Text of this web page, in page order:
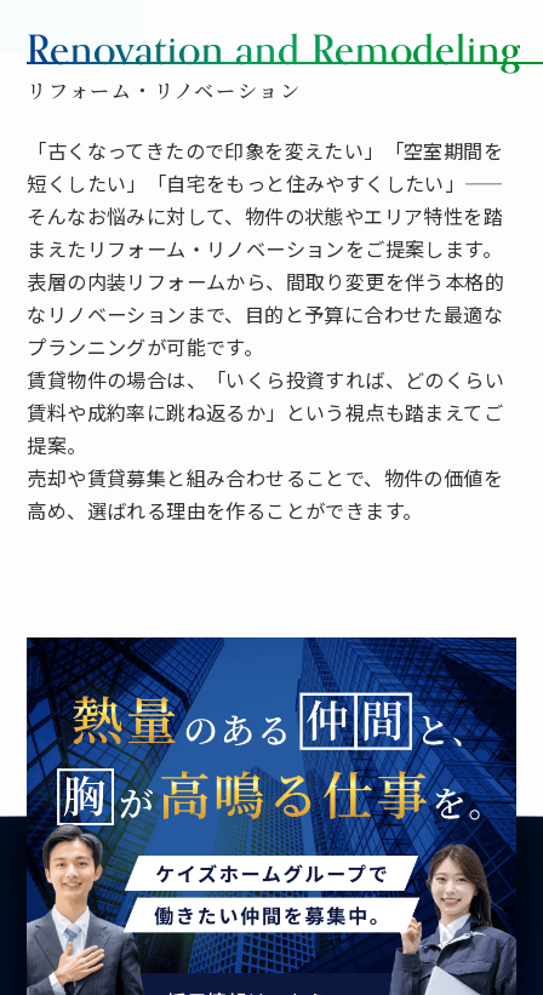
Renovation and Remodeling
リフォーム・リノベーション
「古くなってきたので印象を変えたい」「空室期間を
短くしたい」「自宅をもっと住みやすくしたい」——
そんなお悩みに対して、物件の状態やエリア特性を踏
まえたリフォーム・リノベーションをご提案します。
表層の内装リフォームから、間取り変更を伴う本格的
なリノベーションまで、目的と予算に合わせた最適な
プランニングが可能です。
賃貸物件の場合は、「いくら投資すれば、どのくらい
賃料や成約率に跳ね返るか」という視点も踏まえてご
提案。
売却や賃貸募集と組み合わせることで、物件の価値を
高め、選ばれる理由を作ることができます。